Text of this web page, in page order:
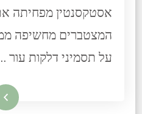
אסטקסנטין מפחיתה
המצטברים מחשיפה
על תסמיני דלקות עור
קרא עוד